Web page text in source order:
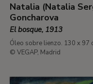
Natalia (Natalia
Goncharova
El bosque, 1913
Óleo sobre lienzo. 130 x 97
© VEGAP, Madrid